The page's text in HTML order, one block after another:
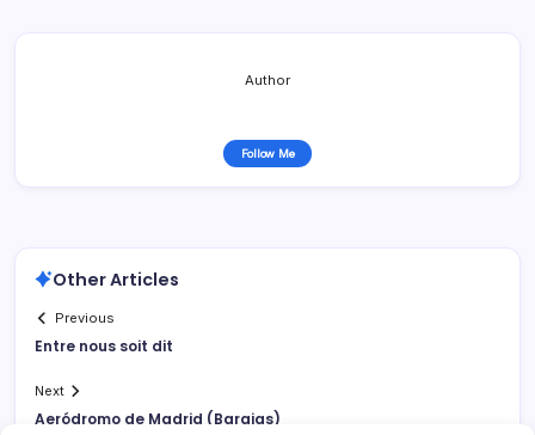
Author
Follow Me
Other Articles
Previous
Entre nous soit dit
Next
Aeródromo de Madrid (Barajas)